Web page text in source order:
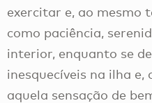
exercitar e, ao mesmo
como paciência,
interior, enquanto se
inesquecíveis na ilha
aquela sensação de